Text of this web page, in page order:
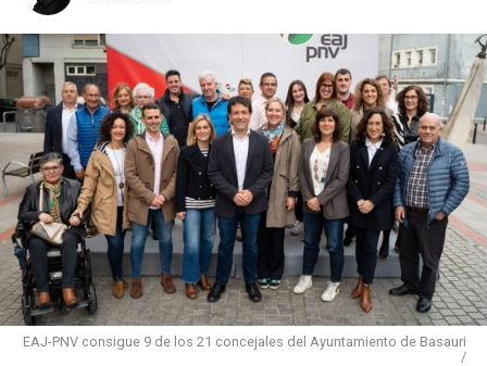
EAJ-PNV consigue 9 de los 21 concejales del Ayuntamiento de Basauri
/